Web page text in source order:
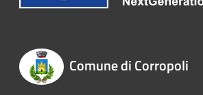
Comune di Corropoli